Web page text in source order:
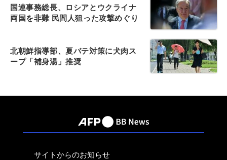
国連事務総長、ロシアとウクライナ
両国を非難 民間人狙った攻撃めぐり
北朝鮮指導部、夏バテ対策に犬肉ス
ープ「補身湯」推奨
サイトからのお知らせ